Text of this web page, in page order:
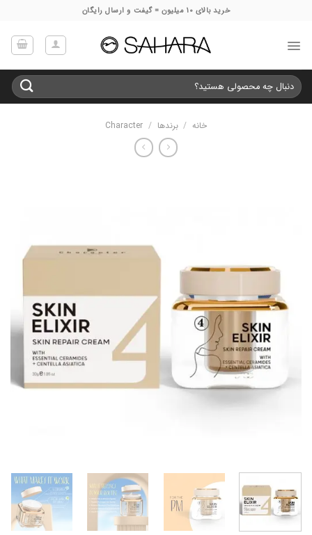
خرید بالای 10 میلیون = گیفت و ارسال رایگان
جستجو
برای:
خانه / برندها /
Character